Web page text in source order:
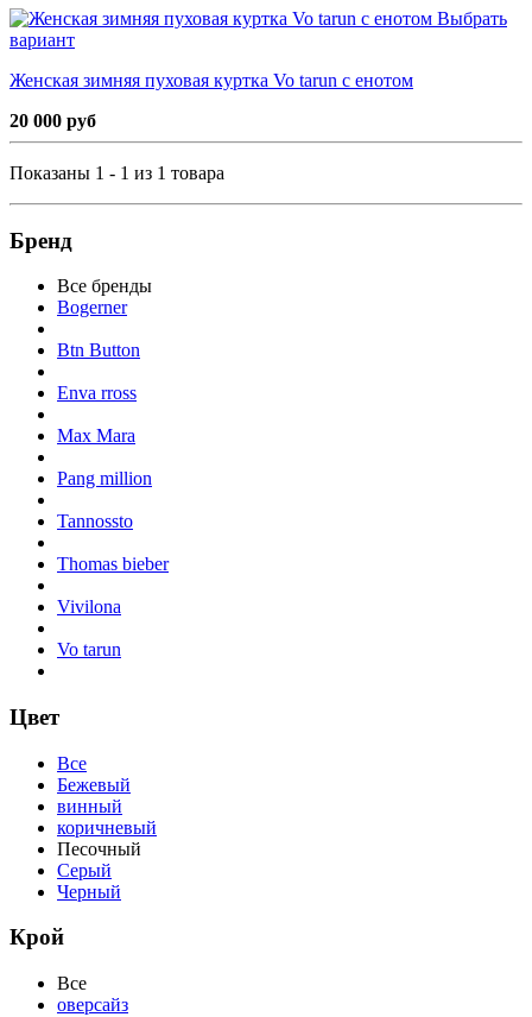
Выбрать
вариант
Женская зимняя пуховая куртка Vo tarun с енотом
20 000 руб
Показаны 1 - 1 из 1 товара
Бренд
Все бренды
Bogerner
Btn Button
Enva rross
Max Mara
Pang million
Tannossto
Thomas bieber
Vivilona
Vo tarun
Цвет
Все
Бежевый
винный
коричневый
Песочный
Серый
Черный
Крой
Все
оверсайз